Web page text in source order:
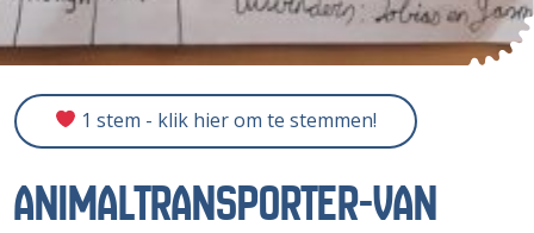
1 stem - klik hier om te stemmen!
ANIMALTRANSPORTER-VAN